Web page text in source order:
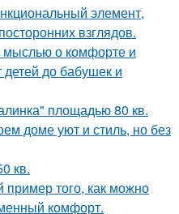
элемент,
взглядов.
мыслью о комфорте и
до бабушек и
площадью 80 кв.
доме уют и стиль, но без
кв.
пример того, как можно
комфорт.